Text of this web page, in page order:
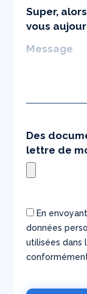
Super,
vous
Des
lettre de
En
données
utilisées dans